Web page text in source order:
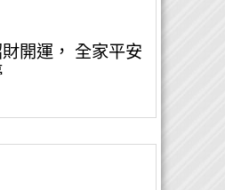
開運， 全家平安